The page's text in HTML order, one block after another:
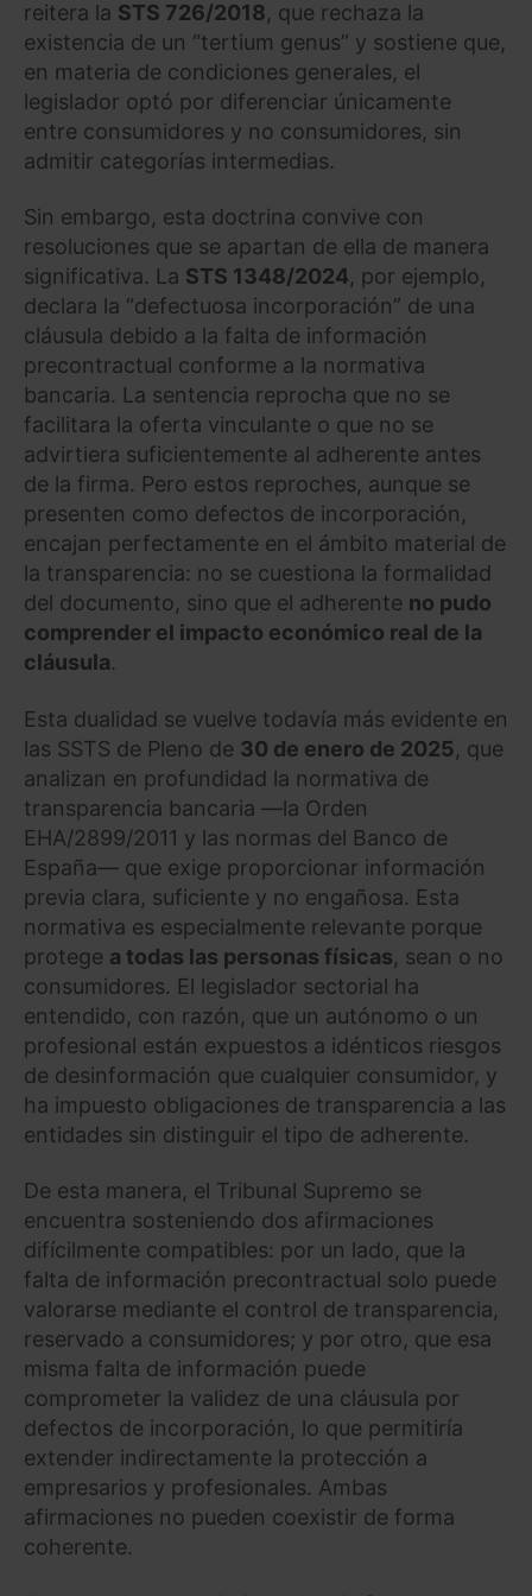
reitera la STS 726/2018, que rechaza la
existencia de un “tertium genus” y sostiene que,
en materia de condiciones generales, el
legislador optó por diferenciar únicamente
entre consumidores y no consumidores, sin
admitir categorías intermedias.
Sin embargo, esta doctrina convive con
resoluciones que se apartan de ella de manera
significativa. La STS 1348/2024, por ejemplo,
declara la “defectuosa incorporación” de una
cláusula debido a la falta de información
precontractual conforme a la normativa
bancaria. La sentencia reprocha que no se
facilitara la oferta vinculante o que no se
advirtiera suficientemente al adherente antes
de la firma. Pero estos reproches, aunque se
presenten como defectos de incorporación,
encajan perfectamente en el ámbito material de
la transparencia: no se cuestiona la formalidad
del documento, sino que el adherente no pudo
comprender el impacto económico real de la
cláusula.
Esta dualidad se vuelve todavía más evidente en
las SSTS de Pleno de 30 de enero de 2025, que
analizan en profundidad la normativa de
transparencia bancaria —la Orden
EHA/2899/2011 y las normas del Banco de
España— que exige proporcionar información
previa clara, suficiente y no engañosa. Esta
normativa es especialmente relevante porque
protege a todas las personas físicas, sean o no
consumidores. El legislador sectorial ha
entendido, con razón, que un autónomo o un
profesional están expuestos a idénticos riesgos
de desinformación que cualquier consumidor, y
ha impuesto obligaciones de transparencia a las
entidades sin distinguir el tipo de adherente.
De esta manera, el Tribunal Supremo se
encuentra sosteniendo dos afirmaciones
difícilmente compatibles: por un lado, que la
falta de información precontractual solo puede
valorarse mediante el control de transparencia,
reservado a consumidores; y por otro, que esa
misma falta de información puede
comprometer la validez de una cláusula por
defectos de incorporación, lo que permitiría
extender indirectamente la protección a
empresarios y profesionales. Ambas
afirmaciones no pueden coexistir de forma
coherente.